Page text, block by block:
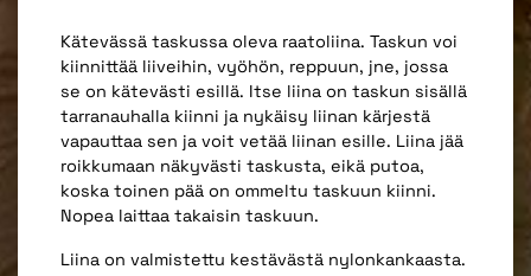
Kätevässä taskussa oleva raatoliina. Taskun voi
kiinnittää liiveihin, vyöhön, reppuun, jne, jossa
se on kätevästi esillä. Itse liina on taskun sisällä
tarranauhalla kiinni ja nykäisy liinan kärjestä
vapauttaa sen ja voit vetää liinan esille. Liina jää
roikkumaan näkyvästi taskusta, eikä putoa,
koska toinen pää on ommeltu taskuun kiinni.
Nopea laittaa takaisin taskuun.
Liina on valmistettu kestävästä nylonkankaasta.